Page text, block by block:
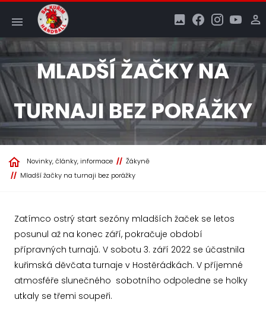
MLADŠÍ ŽAČKY NA
TURNAJI BEZ PORÁŽKY
Novinky, články, informace
Žákyně
Mladší žačky na turnaji bez porážky
Zatímco ostrý start sezóny mladších žaček se letos
posunul až na konec září, pokračuje období
přípravných turnajů. V sobotu 3. září 2022 se účastnila
kuřimská děvčata turnaje v Hostěrádkách. V příjemné
atmosféře slunečného sobotního odpoledne se holky
utkaly se třemi soupeři.